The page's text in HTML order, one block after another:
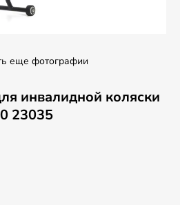
еще фотографии
инвалидной коляски
23035